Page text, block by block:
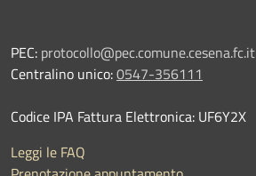
PEC: protocollo@pec.comune.cesena.fc.it
Centralino unico:0547-356111
Codice IPA Fattura Elettronica: UF6Y2X
Leggi le FAQ